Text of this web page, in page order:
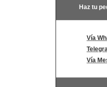
Haz tu
Vía
Vía